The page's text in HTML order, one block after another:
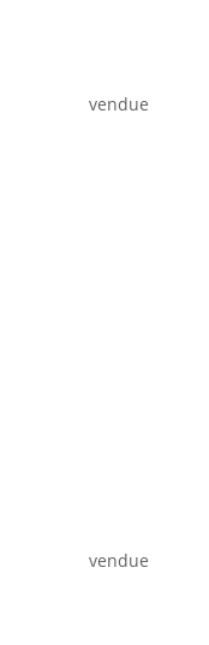
vendue
vendue